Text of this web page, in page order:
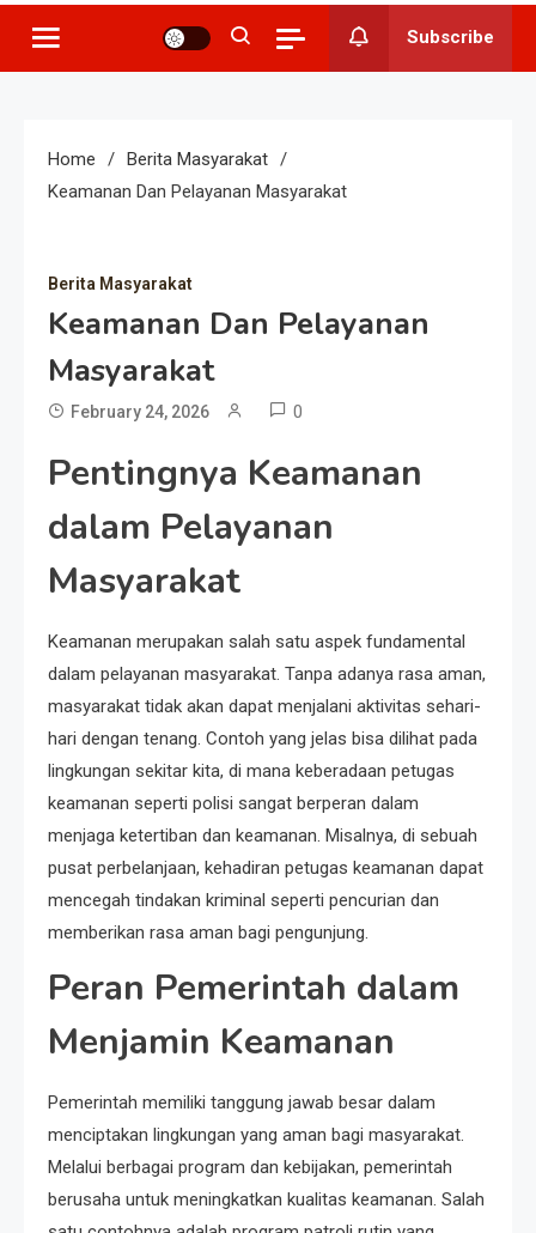
Subscribe
Home
Berita Masyarakat
Keamanan Dan Pelayanan Masyarakat
Berita Masyarakat
Keamanan Dan Pelayanan
Masyarakat
February 24, 2026 0
Pentingnya Keamanan
dalam Pelayanan
Masyarakat
Keamanan merupakan salah satu aspek fundamental
dalam pelayanan masyarakat. Tanpa adanya rasa aman,
masyarakat tidak akan dapat menjalani aktivitas sehari-
hari dengan tenang. Contoh yang jelas bisa dilihat pada
lingkungan sekitar kita, di mana keberadaan petugas
keamanan seperti polisi sangat berperan dalam
menjaga ketertiban dan keamanan. Misalnya, di sebuah
pusat perbelanjaan, kehadiran petugas keamanan dapat
mencegah tindakan kriminal seperti pencurian dan
memberikan rasa aman bagi pengunjung.
Peran Pemerintah dalam
Menjamin Keamanan
Pemerintah memiliki tanggung jawab besar dalam
menciptakan lingkungan yang aman bagi masyarakat.
Melalui berbagai program dan kebijakan, pemerintah
berusaha untuk meningkatkan kualitas keamanan. Salah